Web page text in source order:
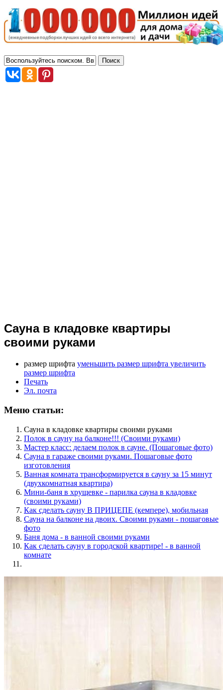
Сауна в кладовке квартиры
своими руками
размер шрифта уменьшить размер шрифта увеличить
размер шрифта
Печать
Эл. почта
Меню статьи:
Сауна в кладовке квартиры своими руками
Полок в сауну на балконе!!! (Своими руками)
Мастер класс: делаем полок в сауне. (Пошаговые фото)
Сауна в гараже своими руками. Пошаговые фото
изготовления
Ванная комната трансформируется в сауну за 15 минут
(двухкомнатная квартира)
Мини-баня в хрущевке - парилка сауна в кладовке
(своими руками)
Как сделать сауну В ПРИЦЕПЕ (кемпере), мобильная
Сауна на балконе на двоих. Своими руками - пошаговые
фото
Баня дома - в ванной своими руками
Как сделать сауну в городской квартире! - в ванной
комнате